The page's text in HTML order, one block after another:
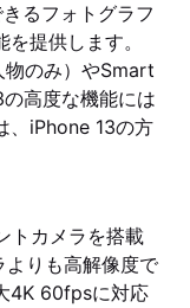
るフォトグラフ
提供します。
物のみ）やSmart
高度な機能には
、iPhone 13の方
トカメラを搭載
よりも高解像度で
4K 60fpsに対応